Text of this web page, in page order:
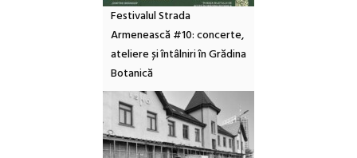
Festivalul Strada
Armenească #10: concerte,
ateliere și întâlniri în Grădina
Botanică